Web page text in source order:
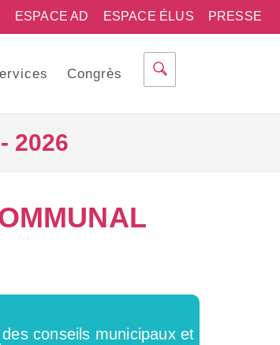
PRESSE
ESPACE ÉLUS
ESPACE AD
Congrès
2026
conseils municipaux et